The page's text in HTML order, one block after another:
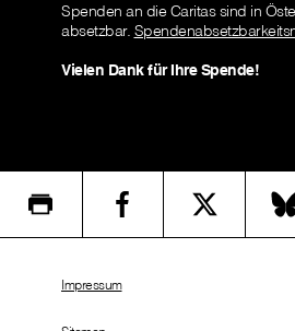
Spenden an die Caritas sind in
absetzbar.
Vielen Dank für Ihre Spende!
Impressum